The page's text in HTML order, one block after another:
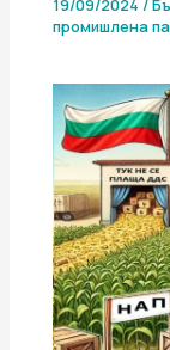
19/09/2024/
промишлена